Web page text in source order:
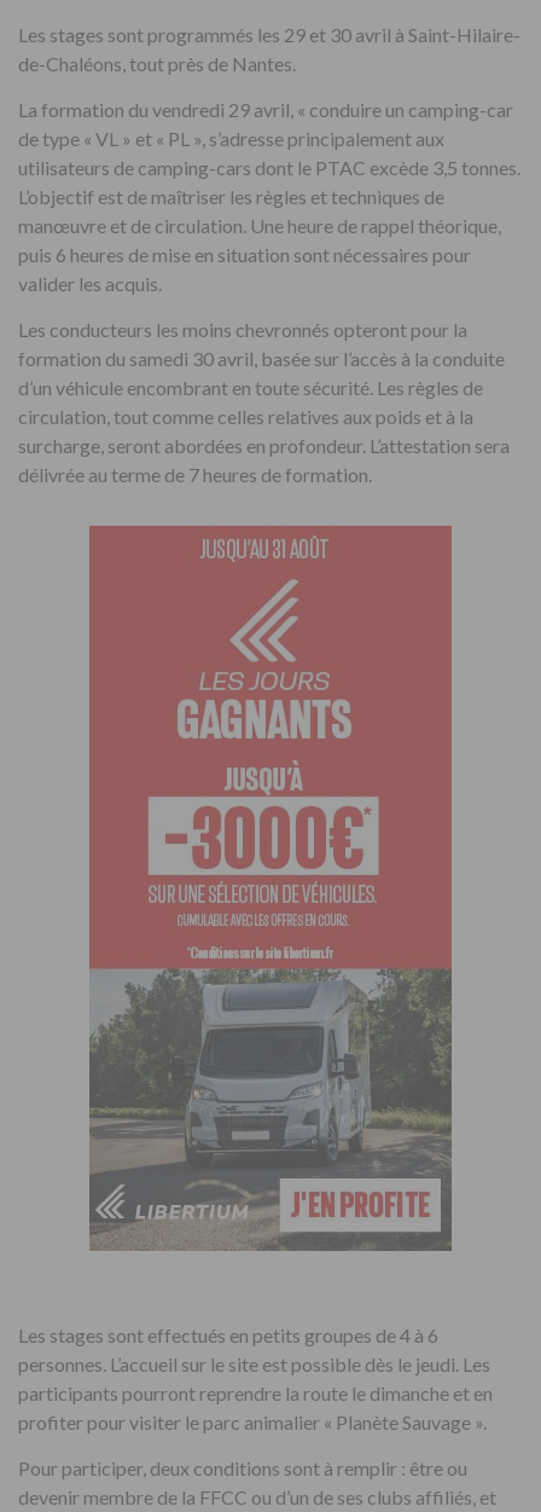
Les stages sont programmés les 29 et 30 avril à Saint-Hilaire-
de-Chaléons, tout près de Nantes.
La formation du vendredi 29 avril, « conduire un camping-car
de type « VL » et « PL », s’adresse principalement aux
utilisateurs de camping-cars dont le PTAC excède 3,5 tonnes.
L’objectif est de maîtriser les règles et techniques de
manœuvre et de circulation. Une heure de rappel théorique,
puis 6 heures de mise en situation sont nécessaires pour
valider les acquis.
Les conducteurs les moins chevronnés opteront pour la
formation du samedi 30 avril, basée sur l’accès à la conduite
d’un véhicule encombrant en toute sécurité. Les règles de
circulation, tout comme celles relatives aux poids et à la
surcharge, seront abordées en profondeur. L’attestation sera
délivrée au terme de 7 heures de formation.
Les stages sont effectués en petits groupes de 4 à 6
personnes. L’accueil sur le site est possible dès le jeudi. Les
participants pourront reprendre la route le dimanche et en
profiter pour visiter le parc animalier « Planète Sauvage ».
Pour participer, deux conditions sont à remplir : être ou
devenir membre de la FFCC ou d’un de ses clubs affiliés, et